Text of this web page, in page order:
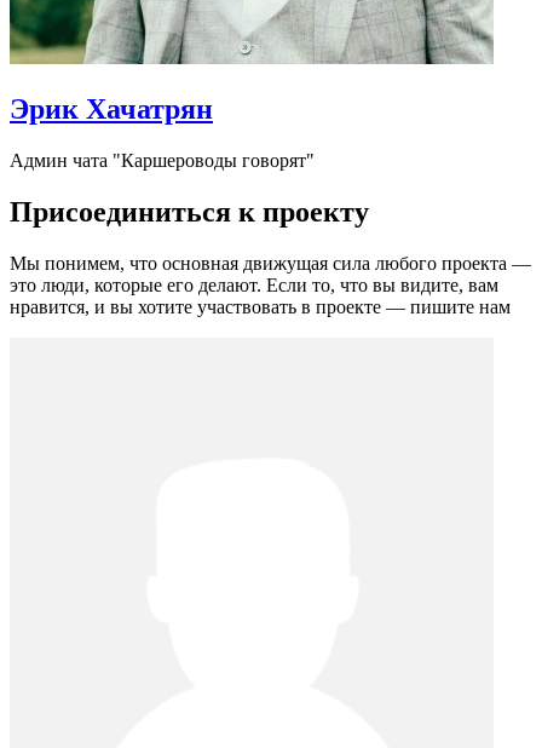
Эрик Хачатрян
Админ чата "Каршероводы говорят"
Присоединиться к проекту
Мы понимем, что основная движущая сила любого проекта —
это люди, которые его делают. Если то, что вы видите, вам
нравится, и вы хотите участвовать в проекте — пишите нам